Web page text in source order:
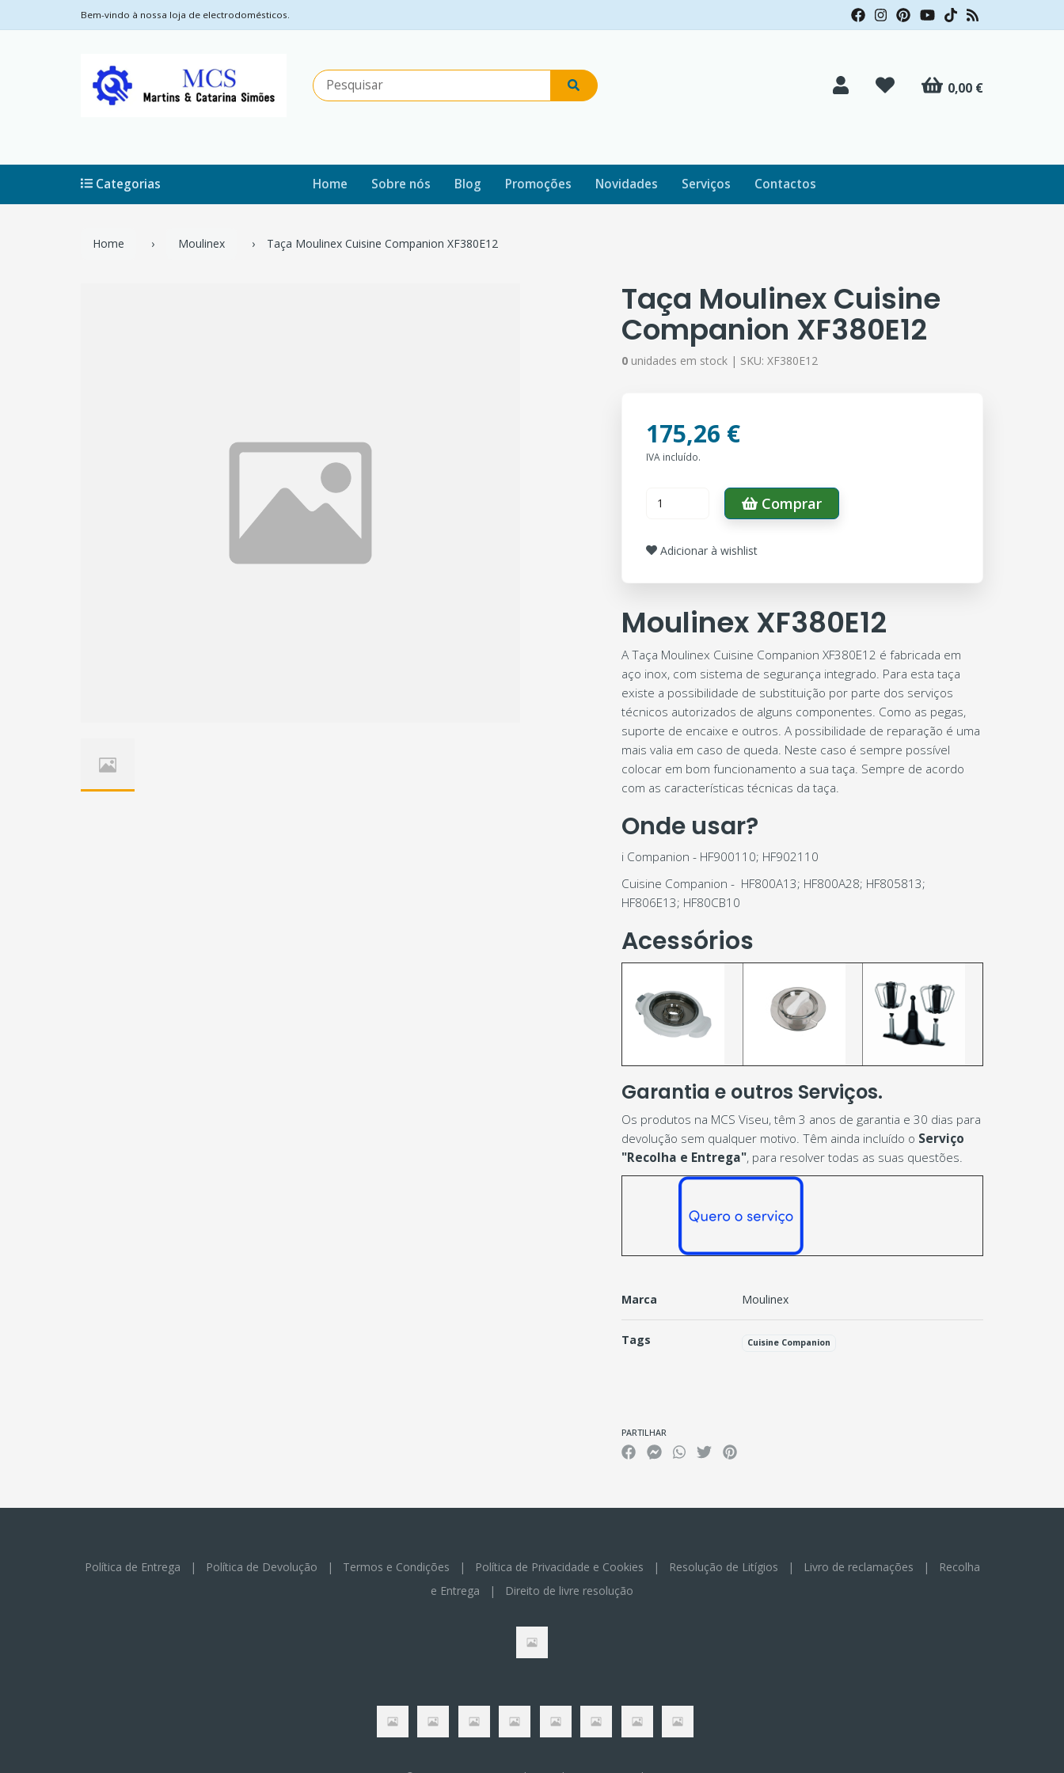
Bem-vindo à nossa loja de electrodomésticos.
0,00 €
Home Sobre nós Blog Promoções Novidades Serviços Contactos
Categorias
Home Moulinex Taça Moulinex Cuisine Companion XF380E12
Taça Moulinex Cuisine
Companion XF380E12
0unidades em stock | SKU: XF380E12
175,26 €
IVA incluído.
Comprar
Adicionar à wishlist
Moulinex XF380E12
A Taça Moulinex Cuisine Companion XF380E12 é fabricada em
aço inox, com sistema de segurança integrado. Para esta taça
existe a possibilidade de substituição por parte dos serviços
técnicos autorizados de alguns componentes. Como as pegas,
suporte de encaixe e outros. A possibilidade de reparação é uma
mais valia em caso de queda. Neste caso é sempre possível
colocar em bom funcionamento a sua taça. Sempre de acordo
com as características técnicas da taça.
Onde usar?
i Companion - HF900110; HF902110
Cuisine Companion - HF800A13; HF800A28; HF805813;
HF806E13; HF80CB10
Acessórios
Garantia e outros Serviços.
Os produtos na MCS Viseu, têm 3 anos de garantia e 30 dias para
devolução sem qualquer motivo. Têm ainda incluído o Serviço
"Recolha e Entrega", para resolver todas as suas questões.
Marca Moulinex
Tags Cuisine Companion
PARTILHAR
Política de Entrega | Política de Devolução | Termos e Condições | Política de Privacidade e Cookies | Resolução de Litígios | Livro de reclamações |
Recolha
e Entrega | Direito de livre resolução